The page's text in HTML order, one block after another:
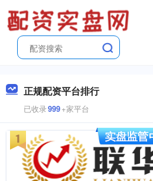
正规配资平台排行
已收录999+家平台